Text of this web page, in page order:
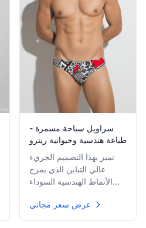
سراويل سباحة مسمرة -
طباعة هندسية وحيوانية ريترو
تميز بهذا التصميم الجريء
عالي التباين الذي يمزج
الأنماط الهندسية السوداء
من الأشكال المجردة
الحمراء الزاهية. سراويل
عرض سعر مجاني